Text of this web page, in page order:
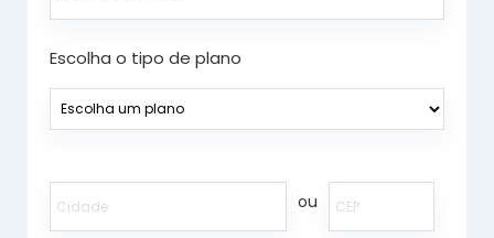
Escolha o tipo de plano
ou